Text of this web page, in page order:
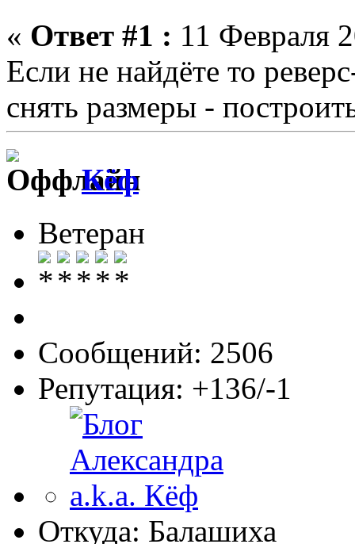
« Ответ #1 : 11 Февраля
Если не найдёте то
снять размеры -
Кёф
Ветеран
Сообщений: 2506
Репутация: +136/-1
Откуда: Балашиха